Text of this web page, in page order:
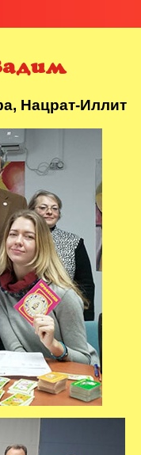
Нацрат-Иллит